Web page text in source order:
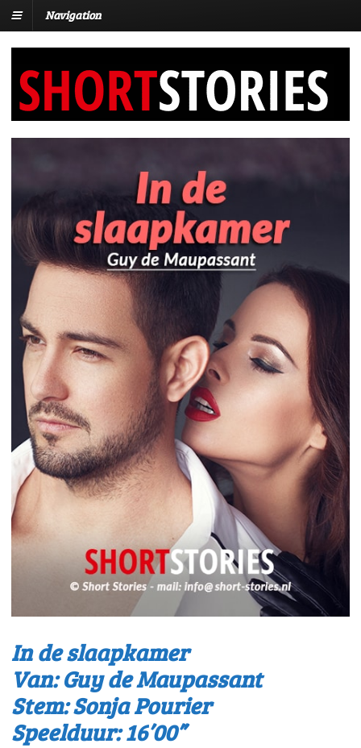
Navigation
In de slaapkamer
Van: Guy de Maupassant
Stem: Sonja Pourier
Speelduur: 16’00”